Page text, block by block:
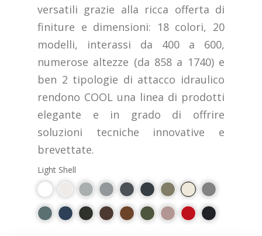
versatili grazie alla ricca offerta di
finiture e dimensioni: 18 colori, 20
modelli, interassi da 400 a 600,
numerose altezze (da 858 a 1740) e
ben 2 tipologie di attacco idraulico
rendono COOL una linea di prodotti
elegante e in grado di offrire
soluzioni tecniche innovative e
brevettate.
Light Shell